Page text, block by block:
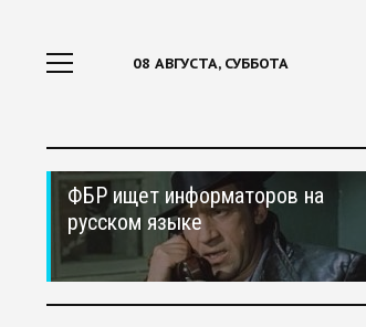
08 АВГУСТА, СУББОТА
ФБР ищет информаторов на
русском языке